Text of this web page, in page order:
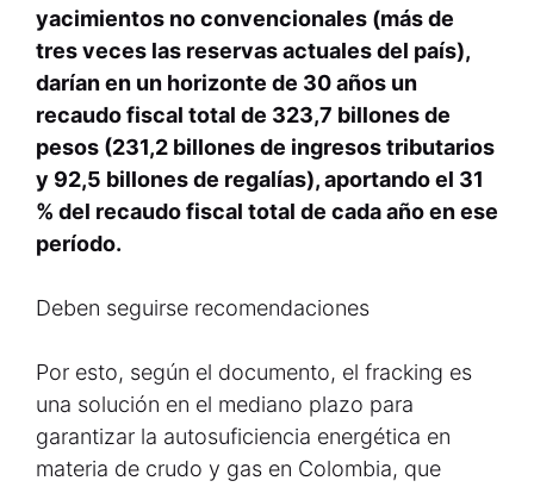
yacimientos no convencionales (más de
tres veces las reservas actuales del país),
darían en un horizonte de 30 años un
recaudo fiscal total de 323,7 billones de
pesos (231,2 billones de ingresos tributarios
y 92,5 billones de regalías), aportando el 31
% del recaudo fiscal total de cada año en ese
período.
Deben seguirse recomendaciones
Por esto, según el documento, el fracking es
una solución en el mediano plazo para
garantizar la autosuficiencia energética en
materia de crudo y gas en Colombia, que